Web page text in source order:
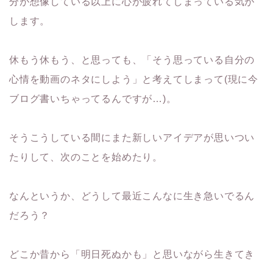
します。
休もう休もう、と思っても、「そう思っている自分の
心情を動画のネタにしよう」と考えてしまって(現に今
ブログ書いちゃってるんですが…)。
そうこうしている間にまた新しいアイデアが思いつい
たりして、次のことを始めたり。
なんというか、どうして最近こんなに生き急いでるん
だろう？
どこか昔から「明日死ぬかも」と思いながら生きてき